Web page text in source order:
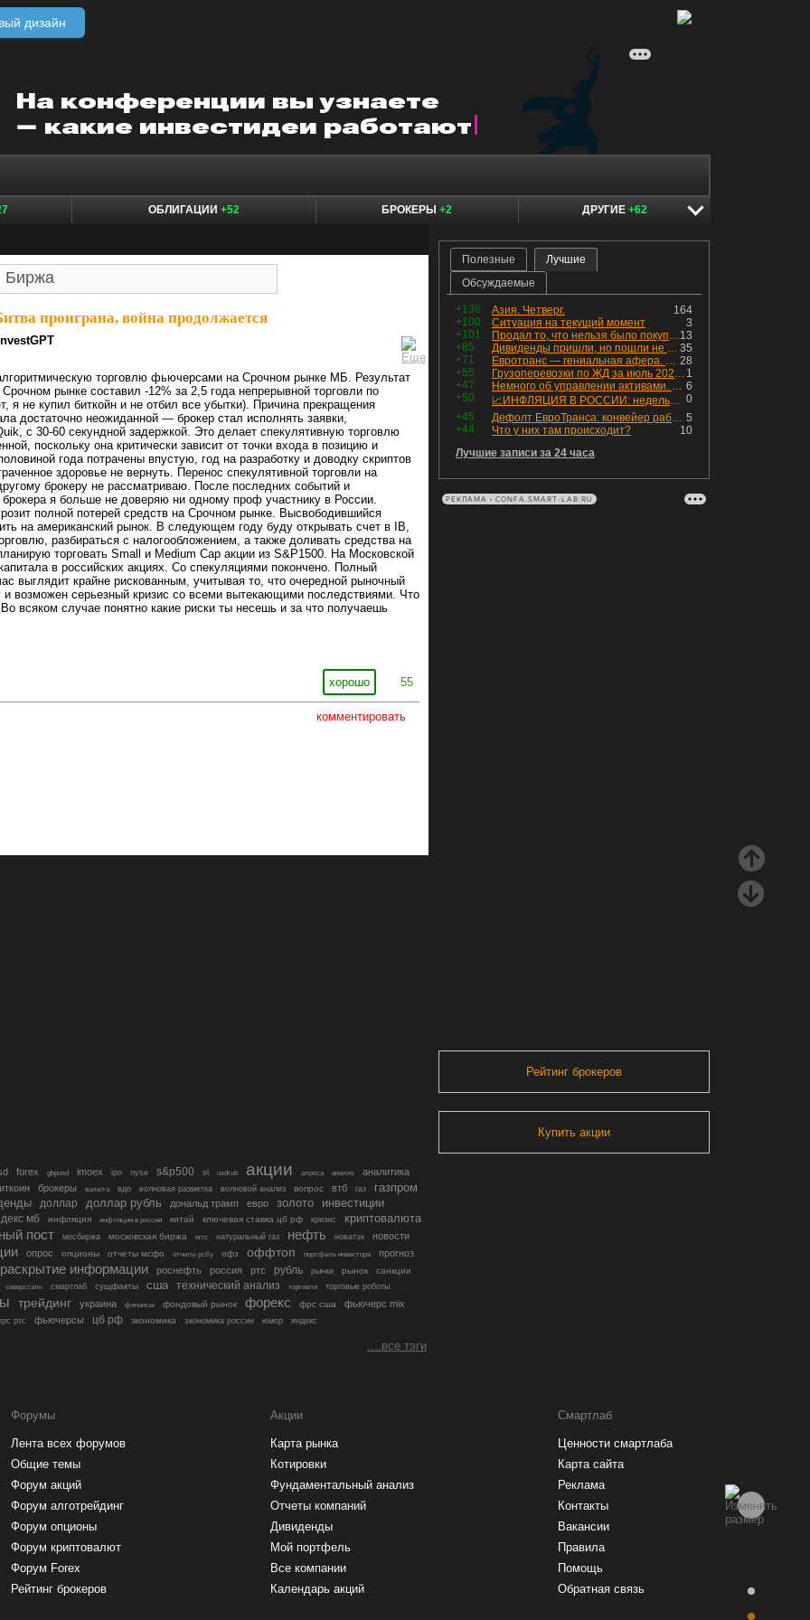
дизайн
ОБЛИГАЦИИ +52 БРОКЕРЫ +2 ДРУГИЕ +62
проиграна, война продолжается
InvestGPT
торговлю фьючерсами на Срочном рынке МБ. Результат
рынке составил -12% за 2,5 года непрерывной торговли по
я не купил биткойн и не отбил все убытки). Причина прекращения
достаточно неожиданной — брокер стал исполнять заявки,
с 30-60 секундной задержкой. Это делает спекулятивную торговлю
поскольку она критически зависит от точки входа в позицию и
года потрачены впустую, год на разработку и доводку скриптов
здоровье не вернуть. Перенос спекулятивной торговли на
брокеру не рассматриваю. После последних событий и
брокера я больше не доверяю ни одному проф участнику в России.
полной потерей средств на Срочном рынке. Высвободившийся
на американский рынок. В следующем году буду открывать счет в IB,
разбираться с налогообложением, а также доливать средства на
торговать Small и Medium Cap акции из S&P1500. На Московской
в российских акциях. Со спекуляциями покончено. Полный
выглядит крайне рискованным, учитывая то, что очередной рыночный
и возможен серьезный кризис со всеми вытекающими последствиями. Что
всяком случае понятно какие риски ты несешь и за что получаешь
хорошо 55
комментировать
Полезные
Лучшие
Обсуждаемые
+136 164
Азия. Четверг.
+100
3
Ситуация на текущий момент
+101
13
Продал то, что нельзя было покупать. Изменения в портфеле
+85
35
Дивиденды пришли, но пошли не туда
+71
28
Евротранс — гениальная афера. Собрал с инвесторов денег, выплатил дивидендов больше текущей капитализации и ушёл в дефолт
+55
1
Грузоперевозки по ЖД за июль 2026 г. — четвёртый месяц подряд роста, чёрные металлы на уровне прошлого года, а каменный уголь в плюсе.
+47
6
Немного об управлении активами. Для заинтересованных
+50
0
📈ИНФЛЯЦИЯ В РОССИИ: недельная дефляция, но в годовом выражении рост 😢
+45
5
Дефолт ЕвроТранса: конвейер работает исправно
+44
10
Что у них там происходит?
Лучшие записи за 24 часа
РЕКЛАМА • CONFA.SMART-LAB.RU
Рейтинг брокеров
Купить акции
forex gbpusd imoex ipo nyse s&p500 si usdrub акции алроса анализ аналитика
брокеры валюта вдо волновая разметка волновой анализ вопрос втб газ газпром
доллар доллар рубль дональд трамп евро золото инвестиции
мб инфляция инфляция в россии китай ключевая ставка цб рф кризис криптовалюта
пост мосбиржа московская биржа мтс натуральный газ нефть новатэк новости
опрос опционы отчеты мсфо отчеты рсбу офз оффтоп портфель инвестора
прогноз
раскрытие информации роснефть россия ртс рубль рынки рынок санкции
северсталь смартлаб сущфакты сша технический анализ торговля торговые роботы
трейдинг украина финансы фондовый рынок форекс фрс сша фьючерс mix
ртс фьючерсы цб рф экономика экономика россии юмор яндекс
....все тэги
Форумы
Лента всех форумов
Общие темы
Форум акций
Форум алготрейдинг
Форум опционы
Форум криптовалют
Форум Forex
Рейтинг брокеров
Акции
Карта рынка
Котировки
Фундаментальный анализ
Отчеты компаний
Дивиденды
Мой портфель
Все компании
Календарь акций
Смартлаб
Ценности смартлаба
Карта сайта
Реклама
Контакты
Вакансии
Правила
Помощь
Обратная связь